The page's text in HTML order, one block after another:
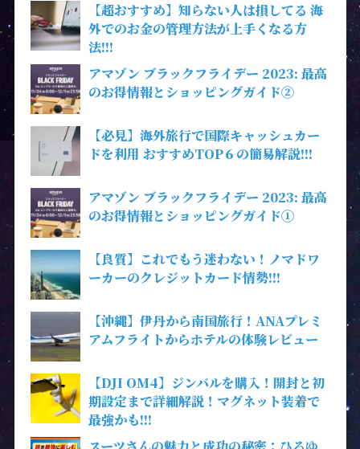
【超おすすめ】知らない人は損してる 海
外でのお金の管理方法が上手くなる方
法!!!
アマゾン ブラックフライデー 2023: 最高
のお得情報とショッピングガイド②
【必見】海外旅行で国際キャッシュカー
ドを利用 おすすめTOP６の簡易解説!!!
アマゾン ブラックフライデー 2023: 最高
のお得情報とショッピングガイド①
【良質】これでもう迷わない！ノマドワ
ーカーのクレジットカード情勢!!!
【沖縄】伊丹から南国旅行！ANAプレミ
アムフライトからホテルの体験レビュー
【DJI OM4】ジンバルを購入！開封と初
期設定まで詳細解説！マグネット装着で
最強かも!!!